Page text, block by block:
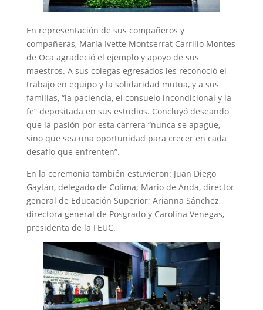
En representación de sus compañeros y
compañeras, María Ivette Montserrat Carrillo Montes
de Oca agradeció el ejemplo y apoyo de sus
maestros. A sus colegas egresados les reconoció el
trabajo en equipo y la solidaridad mutua, y a sus
familias, “la paciencia, el consuelo incondicional y la
fe” depositada en sus estudios. Concluyó deseando
que la pasión por esta carrera “nunca se apague,
sino que sea una oportunidad para crecer en cada
desafío que enfrenten”.
En la ceremonia también estuvieron: Juan Diego
Gaytán, delegado de Colima; Mario de Anda, director
general de Educación Superior; Arianna Sánchez,
directora general de Posgrado y Carolina Venegas,
presidenta de la FEUC.